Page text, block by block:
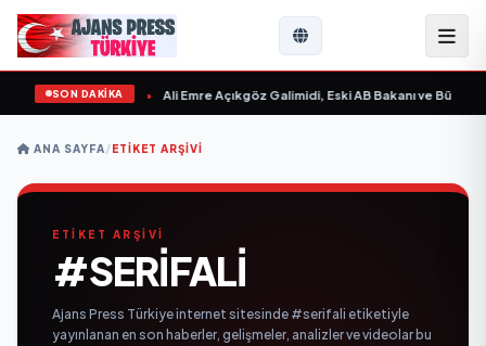
SON DAKİKA
“ yayımlandı Ali Emre Açıkgöz Galimidi, Eski AB Bakanı ve
ANA SAYFA/ETIKET ARŞIVI
ETİKET ARŞİVİ
#SERIFALI
Ajans Press Türkiye internet sitesinde #serifali etiketiyle
yayınlanan en son haberler, gelişmeler, analizler ve videolar bu